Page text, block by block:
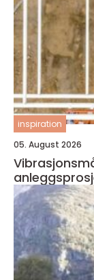
inspiration
05. August 2026